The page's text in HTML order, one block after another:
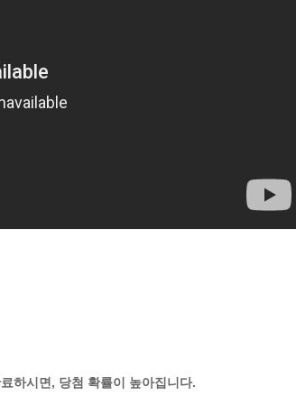
하시면, 당첨 확률이 높아집니다.